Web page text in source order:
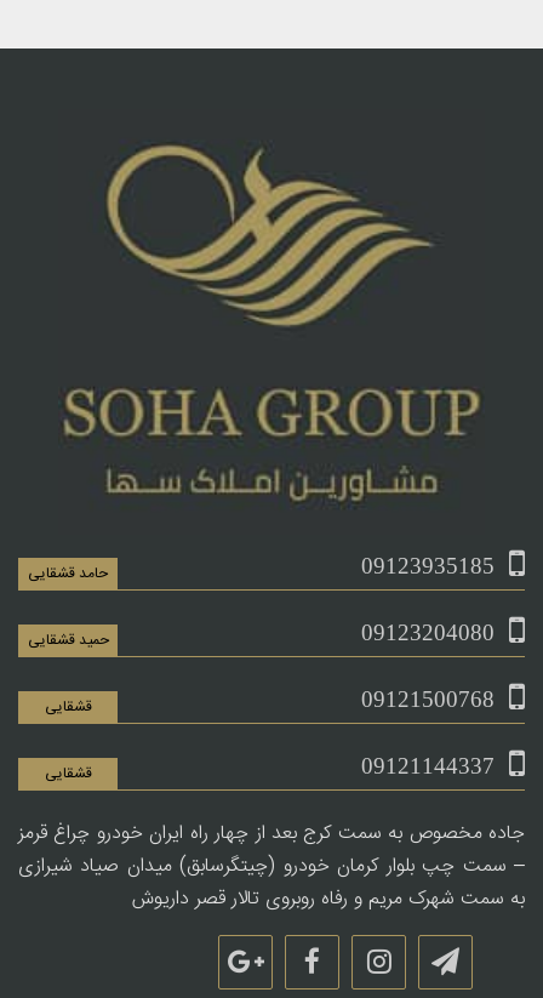
09123935185 حامد قشقایی
09123204080 حمید قشقایی
09121500768 قشقایی
09121144337 قشقایی
جاده مخصوص به سمت کرج بعد از چهار راه ایران خودرو چراغ قرمز
– سمت چپ بلوار کرمان خودرو (چیتگرسابق) میدان صیاد شیرازی
به سمت شهرک مریم و رفاه روبروی تالار قصر داریوش